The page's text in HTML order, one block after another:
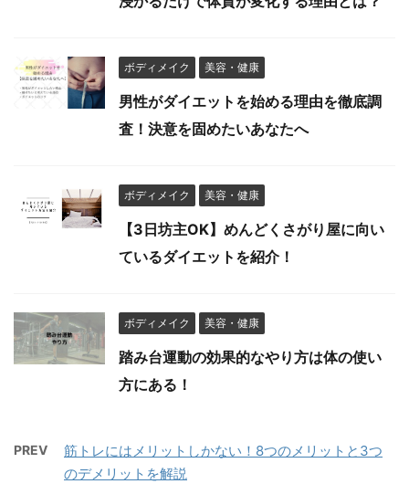
ボディメイク 美容・健康
男性がダイエットを始める理由を徹底調
査！決意を固めたいあなたへ
ボディメイク 美容・健康
【3日坊主OK】めんどくさがり屋に向い
ているダイエットを紹介！
ボディメイク 美容・健康
踏み台運動の効果的なやり方は体の使い
方にある！
PREV
筋トレにはメリットしかない！8つのメリットと3つ
のデメリットを解説